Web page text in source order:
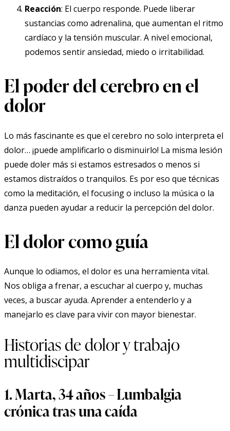
Reacción: El cuerpo responde. Puede liberar
sustancias como adrenalina, que aumentan el ritmo
cardíaco y la tensión muscular. A nivel emocional,
podemos sentir ansiedad, miedo o irritabilidad.
El poder del cerebro en el
dolor
Lo más fascinante es que el cerebro no solo interpreta el
dolor… ¡puede amplificarlo o disminuirlo! La misma lesión
puede doler más si estamos estresados o menos si
estamos distraídos o tranquilos. Es por eso que técnicas
como la meditación, el focusing o incluso la música o la
danza pueden ayudar a reducir la percepción del dolor.
El dolor como guía
Aunque lo odiamos, el dolor es una herramienta vital.
Nos obliga a frenar, a escuchar al cuerpo y, muchas
veces, a buscar ayuda. Aprender a entenderlo y a
manejarlo es clave para vivir con mayor bienestar.
Historias de dolor y trabajo
multidiscipar
1. Marta, 34 años – Lumbalgia
crónica tras una caída